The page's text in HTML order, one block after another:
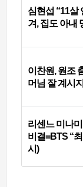
심현섭 “11살
겨, 집도 아내
이찬원, 원조
머님 잘 계시
리센느 미나
비결=BTS “
시)